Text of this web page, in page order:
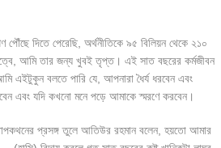
দিতে পেরেছি, অর্থনীতিকে ৯৫ বিলিয়ন থেকে ২১০
আমি তার জন্য খুবই তৃপ্ত। এই সাত বছরের কর্মজীবন
এইটুকুন বলতে পারি যে, আপনারা ধৈর্য ধরবেন এবং
এবং যদি কখনো মনে পড়ে আমাকে স্মরণে করবেন।
প্রসঙ্গ তুলে আতিউর রহমান বলেন, হয়তো আমার